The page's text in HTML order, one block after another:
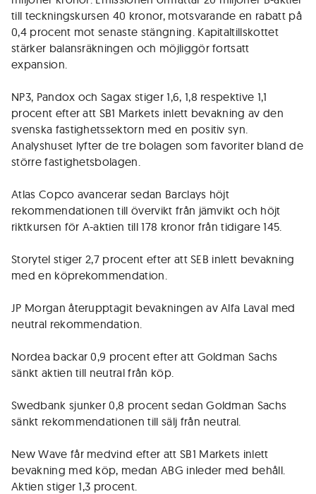
till teckningskursen 40 kronor, motsvarande en rabatt på
0,4 procent mot senaste stängning. Kapitaltillskottet
stärker balansräkningen och möjliggör fortsatt
expansion.
NP3, Pandox och Sagax stiger 1,6, 1,8 respektive 1,1
procent efter att SB1 Markets inlett bevakning av den
svenska fastighetssektorn med en positiv syn.
Analyshuset lyfter de tre bolagen som favoriter bland de
större fastighetsbolagen.
Atlas Copco avancerar sedan Barclays höjt
rekommendationen till övervikt från jämvikt och höjt
riktkursen för A-aktien till 178 kronor från tidigare 145.
Storytel stiger 2,7 procent efter att SEB inlett bevakning
med en köprekommendation.
JP Morgan återupptagit bevakningen av Alfa Laval med
neutral rekommendation.
Nordea backar 0,9 procent efter att Goldman Sachs
sänkt aktien till neutral från köp.
Swedbank sjunker 0,8 procent sedan Goldman Sachs
sänkt rekommendationen till sälj från neutral.
New Wave får medvind efter att SB1 Markets inlett
bevakning med köp, medan ABG inleder med behåll.
Aktien stiger 1,3 procent.